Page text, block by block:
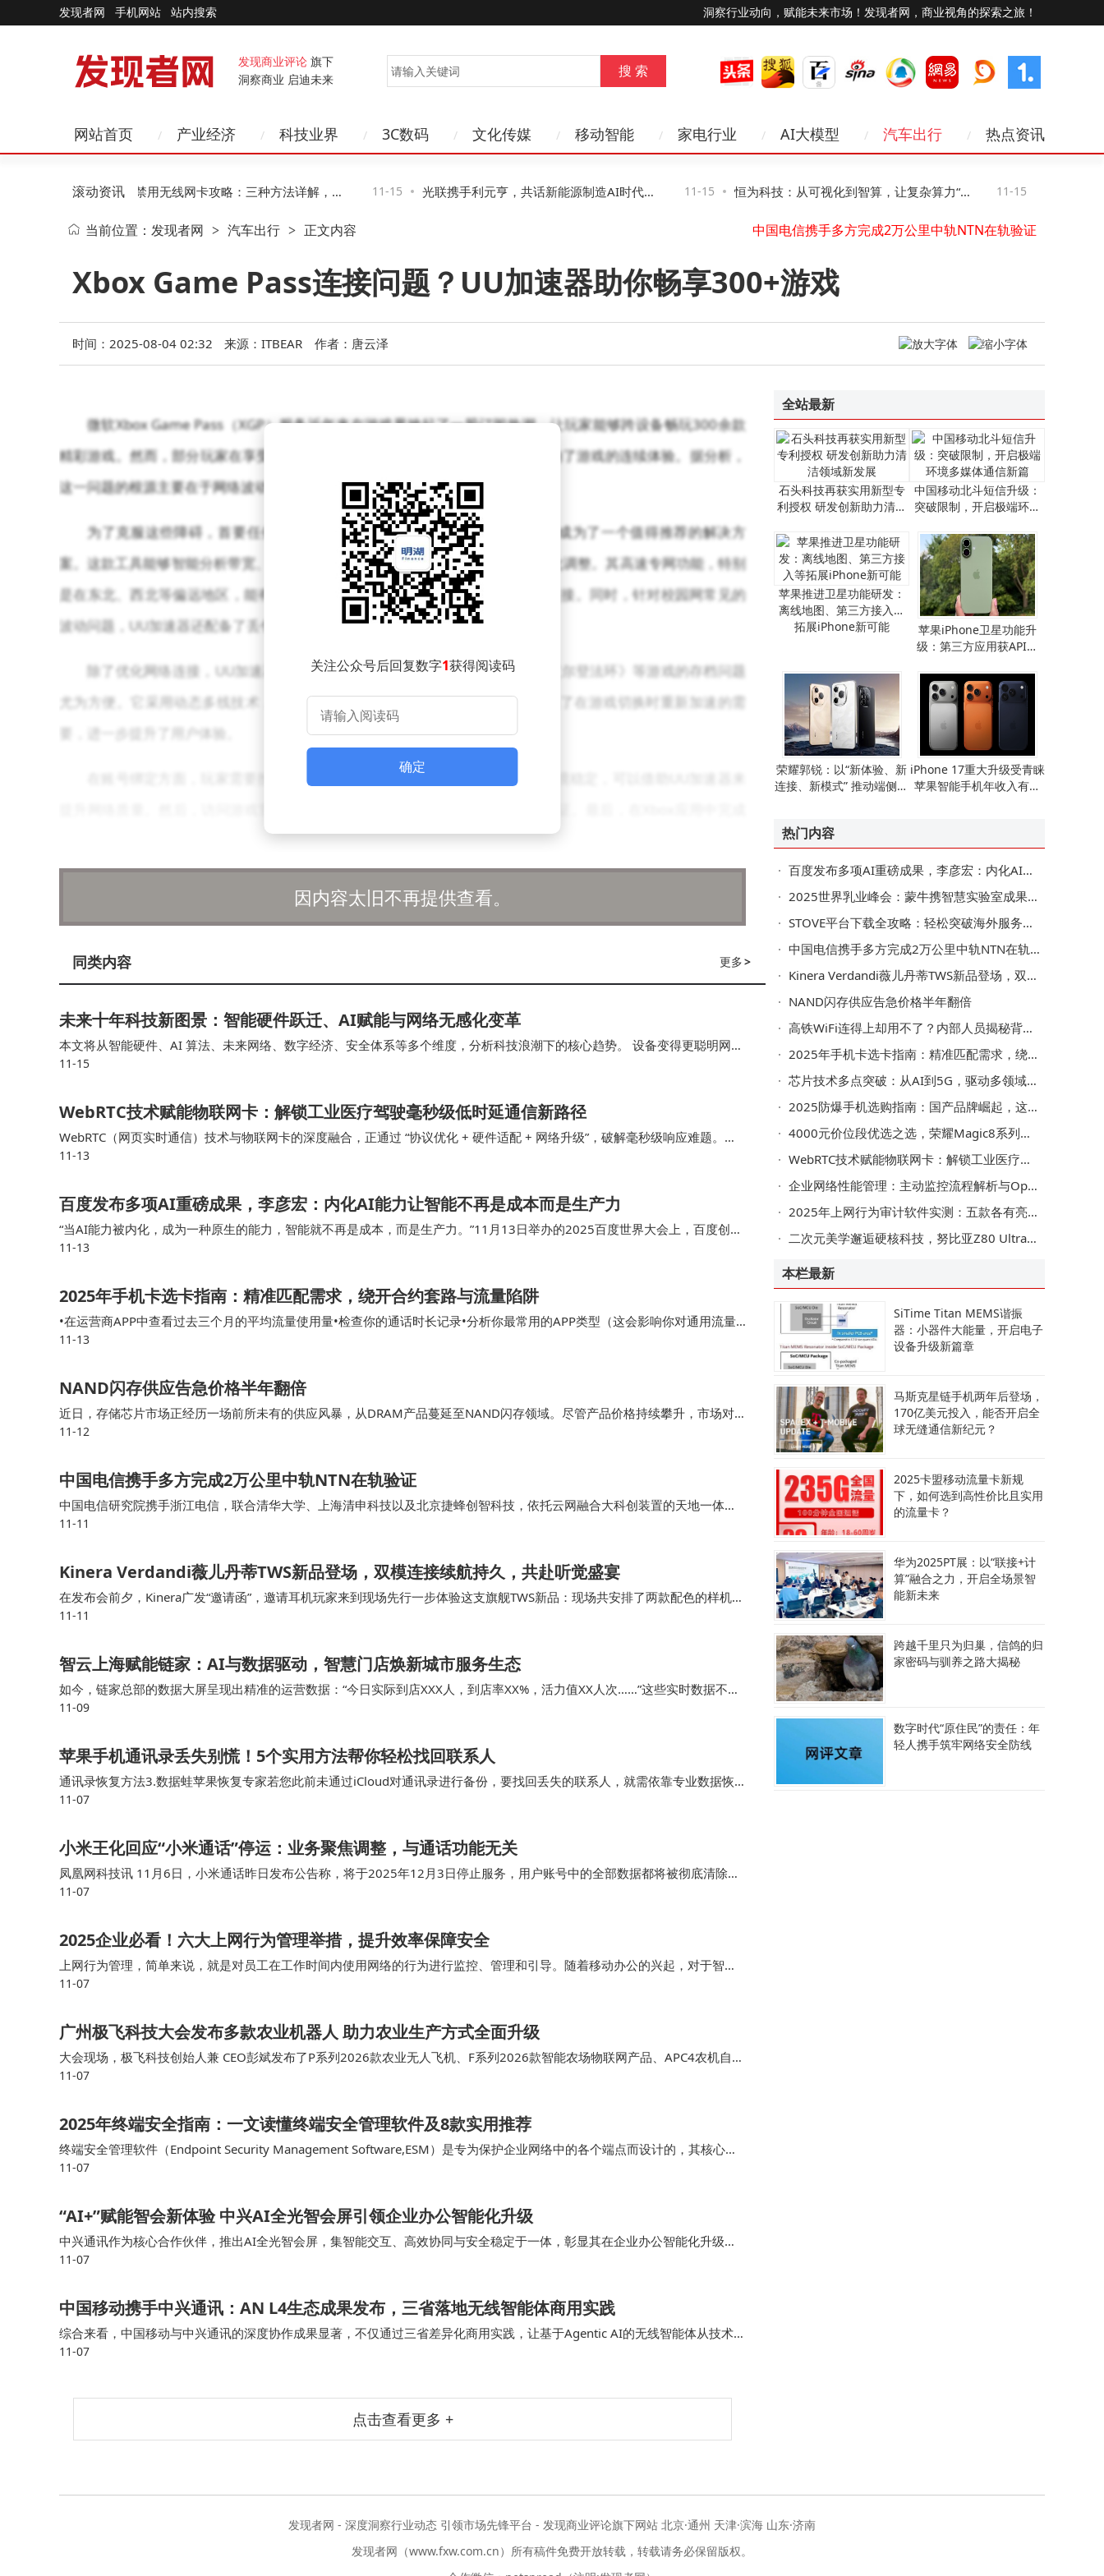
发现者网 手机网站 站内搜索 洞察行业动向，赋能未来市场！发现者网，商业视角的探索之旅！
发现商业评论旗下
洞察商业 启迪未来
网站首页 产业经济 科技业界 3C数码 文化传媒 移动智能 家电行业 AI大模型 汽车出行 热点资讯
滚动资讯
11-15 企业禁用无线网卡攻略：三种方法详解，第
二种助企业高效管控风险
11-15 光联携手利元亨，共话新能源制造AI时代网 11-15 恒为科技：从可视化到智算，让复杂算力“看
得见、管得住”
11-15
输电线路“体
WebRTC技术赋能物联网卡：解锁工业医疗驾驶毫秒级低时延通信新路径
百度发布多项AI重磅成果，李彦宏：内化AI能力让智能不再是成本而是生产力
NAND闪存供应告急价格半年翻倍
Kinera Verdandi薇儿丹蒂TWS新品登场，双模连接续航持久，共赴听觉盛宴
当前位置： 发现者网 > 汽车出行 > 正文内容
Xbox Game Pass连接问题？UU加速器助你畅享300+游戏
时间：2025-08-04 02:32 来源：ITBEAR 作者：唐云泽
微软Xbox Game Pass（XGP）服务近年来在游戏界掀起了一股订阅热潮，让玩家能够跨设备畅玩300余款
精彩游戏。然而，部分玩家在享受这一便利时遭遇了“内容链接不畅”的困扰，影响了游戏的连续体验。据分析，
这一问题的根源主要在于网络波动、账号验证失误以及地域兼容性的挑战。
为了克服这些障碍，首要任务是提升网络环境的质量。在这里，UU加速器成为了一个值得推荐的解决方
案。这款工具能够智能分析带宽、延迟和丢包率等关键指标，进而对配置进行优化调整。其高速专网功能，特别
是在东北、西北等偏远地区，能有效减少12至20毫秒的延迟，显著改善了网络连接。同时，针对校园网常见的
波动问题，UU加速器还配备了丢包防护机制，确保了游戏链接过程的稳定可靠。
除了优化网络连接，UU加速器还提供了云存档管理功能，这对于处理如《艾尔登法环》等游戏的存档问题
尤为方便。它采用动态多线技术，能够自动为玩家分配最优的服务器节点，避免了在游戏切换时重新加速的需
要，进一步提升了用户体验。
在账号绑定方面，玩家需要按照系统化的步骤进行操作。首先，确保网络环境稳定，可以借助UU加速器来
账号的链接步骤。这一流程同样适用于《使命召唤21》、《怪物猎人：荒野》等热门游戏。
通过加强网络环境、规范账号操作，并结合UU加速器的强大辅助功能，玩家可以轻松解决XGP服务中的链
关注公众号后回复数字1获得阅读码
确定
因内容太旧不再提供查看。
更多>
同类内容
未来十年科技新图景：智能硬件跃迁、AI赋能与网络无感化变革
本文将从智能硬件、AI 算法、未来网络、数字经济、安全体系等多个维度，分析科技浪潮下的核心趋势。 设备变得更聪明网络
变得无形AI 成为能力底座数字经济成为主引擎安全体系成为关键支撑科技不是未来，而是现在正在发…
11-15
WebRTC技术赋能物联网卡：解锁工业医疗驾驶毫秒级低时延通信新路径
WebRTC（网页实时通信）技术与物联网卡的深度融合，正通过 “协议优化 + 硬件适配 + 网络升级”，破解毫秒级响应难题。本
文基于行业实践，解析 WebRTC 技术原理、物联网卡协同路径及场景落地效果，为…
11-13
百度发布多项AI重磅成果，李彦宏：内化AI能力让智能不再是成本而是生产力
“当AI能力被内化，成为一种原生的能力，智能就不再是成本，而是生产力。”11月13日举办的2025百度世界大会上，百度创始
人李彦宏演讲时表示，更应关心如何让AI跟每一项任务有机结合，“让AI成为企业发展和个人成长的
11-13
2025年手机卡选卡指南：精准匹配需求，绕开合约套路与流量陷阱
•在运营商APP中查看过去三个月的平均流量使用量•检查你的通话时长记录•分析你最常用的APP类型（这会影响你对通用流量
和定向流量的需求）有了这些数据，你就能更准确地判断自己需要什么样规模的套餐了。 •典型代…
11-13
NAND闪存供应告急价格半年翻倍
近日，存储芯片市场正经历一场前所未有的供应风暴，从DRAM产品蔓延至NAND闪存领域。尽管产品价格持续攀升，市场对
存储器的需求却呈现逆势增长态势，供需矛盾进一步加剧。行业分析指出，DRAM与NAND闪存的短缺局面短期内难以缓解，
11-12
中国电信携手多方完成2万公里中轨NTN在轨验证
中国电信研究院携手浙江电信，联合清华大学、上海清申科技以及北京捷蜂创智科技，依托云网融合大科创装置的天地一体卫
星试验能力，成功实现了NTN（非地面网络）制式在中轨卫星条件下的在轨技术验证。这一突破性成果为远洋、极地等特殊场
11-11
Kinera Verdandi薇儿丹蒂TWS新品登场，双模连接续航持久，共赴听觉盛宴
在发布会前夕，Kinera广发“邀请函”，邀请耳机玩家来到现场先行一步体验这支旗舰TWS新品：现场共安排了两款配色的样机供
试玩，分别是寰宇黑和阙夜紫，我自己就比较喜欢寰宇黑这个配色，低调奢华、质感非凡。 虽说…
11-11
智云上海赋能链家：AI与数据驱动，智慧门店焕新城市服务生态
如今，链家总部的数据大屏呈现出精准的运营数据：“今日实际到店XXX人，到店率XX%，活力值XX人次……”这些实时数据不仅
勾勒出门店运营的新图景，更推动着服务效能与客户体验的双重提升。 更令人振奋的是，“智慧…
11-09
苹果手机通讯录丢失别慌！5个实用方法帮你轻松找回联系人
通讯录恢复方法3.数据蛙苹果恢复专家若您此前未通过iCloud对通讯录进行备份，要找回丢失的联系人，就需依靠专业数据恢
复工具。要是你之前在手机上备份过通讯录，那找回通讯录好友就特别轻松，直接一键恢复就搞定了…
11-07
​小米王化回应“小米通话”停运：业务聚焦调整，与通话功能无关​
凤凰网科技讯 11月6日，小米通话昨日发布公告称，将于2025年12月3日停止服务，用户账号中的全部数据都将被彻底清除。
对此，小米公关负责人王化发文表示：“小米通话”作为小米即时通讯应用“米聊”的一项功能，…
11-07
2025企业必看！六大上网行为管理举措，提升效率保障安全
上网行为管理，简单来说，就是对员工在工作时间内使用网络的行为进行监控、管理和引导。随着移动办公的兴起，对于智能
手机和平板电脑等移动设备的上网行为管理也变得尤为重要。 对企业来说，上网行为管理不是 “一次性…
11-07
广州极飞科技大会发布多款农业机器人 助力农业生产方式全面升级
大会现场，极飞科技创始人兼 CEO彭斌发布了P系列2026款农业无人飞机、F系列2026款智能农场物联网产品、APC4农机自驾
仪等农业机器人产品，全面展示了新一代智慧农业设施及其应用场景。 值得一提的是，…
11-07
2025年终端安全指南：一文读懂终端安全管理软件及8款实用推荐
终端安全管理软件（Endpoint Security Management Software,ESM）是专为保护企业网络中的各个端点而设计的，其核心目
标是防止未经授权的访问、数据泄露以及恶意软件的传播。 …
11-07
“AI+”赋能智会新体验 中兴AI全光智会屏引领企业办公智能化升级
中兴通讯作为核心合作伙伴，推出AI全光智会屏，集智能交互、高效协同与安全稳定于一体，彰显其在企业办公智能化升级中
的技术引领力。 中兴通讯AI全光智会屏以全光网络为数字底座，深度融合AI智能计算、高端音视频处理…
11-07
中国移动携手中兴通讯：AN L4生态成果发布，三省落地无线智能体商用实践
综合来看，中国移动与中兴通讯的深度协作成果显著，不仅通过三省差异化商用实践，让基于Agentic AI的无线智能体从技术概
念落地为可复用的运营方案，更依托“无线数智人家族”三层架构，构建起AI+运维的全流程…
11-07
点击查看更多 +
全站最新
石头科技再获实用新型专
利授权 研发创新助力清洁
中国移动北斗短信升级：
突破限制，开启极端环境
苹果推进卫星功能研发：
离线地图、第三方接入等
拓展iPhone新可能
​苹果iPhone卫星功能升
级：第三方应用获API支
荣耀郭锐：以“新体验、新
连接、新模式” 推动端侧AI
iPhone 17重大升级受青睐
苹果智能手机年收入有望
热门内容
百度发布多项AI重磅成果，李彦宏：内化AI能力让智能不再是成本而是生产力
2025世界乳业峰会：蒙牛携智慧实验室成果亮相，赋能全球乳业数智转型
STOVE平台下载全攻略：轻松突破海外服务器限制畅享游戏
中国电信携手多方完成2万公里中轨NTN在轨验证
Kinera Verdandi薇儿丹蒂TWS新品登场，双模连接续航持久，共赴听觉盛宴
NAND闪存供应告急价格半年翻倍
高铁WiFi连得上却用不了？内部人员揭秘背后技术挑战与实用技巧
2025年手机卡选卡指南：精准匹配需求，绕开合约套路与流量陷阱
芯片技术多点突破：从AI到5G，驱动多领域跨越式发展
2025防爆手机选购指南：国产品牌崛起，这些品牌功能与性价比兼备
4000元价位段优选之选，荣耀Magic8系列性能影像AI全拉满
WebRTC技术赋能物联网卡：解锁工业医疗驾驶毫秒级低时延通信新路径
企业网络性能管理：主动监控流程解析与OpManager工具高效应用
​2025年上网行为审计软件实测：五款各有亮点，选对软件满足企业需求​
二次元美学邂逅硬核科技，努比亚Z80 Ultra洛天依限定版燃动年末市场
本栏最新
SiTime Titan MEMS谐振
器：小器件大能量，开启电子
设备升级新篇章
马斯克星链手机两年后登场，
170亿美元投入，能否开启全
球无缝通信新纪元？
2025卡盟移动流量卡新规
下，如何选到高性价比且实用
的流量卡？
华为2025PT展：以“联接+计
算”融合之力，开启全场景智
能新未来
跨越千里只为归巢，信鸽的归
家密码与驯养之路大揭秘
数字时代“原住民”的责任：年
轻人携手筑牢网络安全防线
发现者网 - 深度洞察行业动态 引领市场先锋平台 - 发现商业评论旗下网站 北京·通州 天津·滨海 山东·济南
发现者网（www.fxw.com.cn）所有稿件免费开放转载，转载请务必保留版权。